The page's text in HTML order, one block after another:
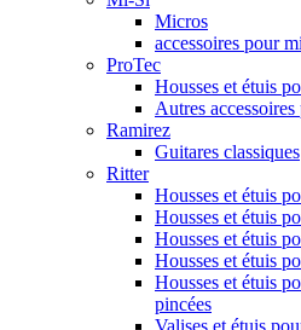
Micros
accessoires pour
ProTec
Housses et étuis
Autres
Ramirez
Guitares classiques
Ritter
Housses et étuis
Housses et étuis
Housses et étuis
Housses et étuis
Housses et étuis
pincées
Valises et étuis